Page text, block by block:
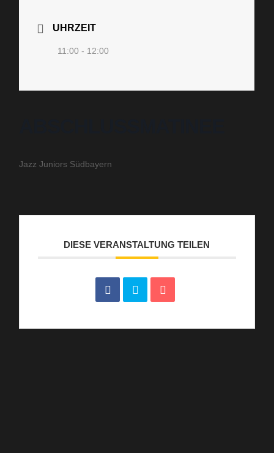
UHRZEIT
11:00 - 12:00
Jazz Juniors Südbayern
DIESE VERANSTALTUNG TEILEN